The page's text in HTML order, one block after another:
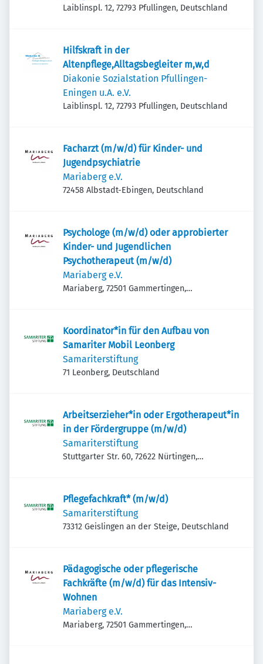
Laiblinspl. 12, 72793 Pfullingen, Deutschland
Hilfskraft in der
Altenpflege,Alltagsbegleiter m,w,d
Diakonie Sozialstation Pfullingen-
Eningen u.A. e.V.
Laiblinspl. 12, 72793 Pfullingen, Deutschland
Facharzt (m/w/d) für Kinder- und
Jugendpsychiatrie
Mariaberg e.V.
72458 Albstadt-Ebingen, Deutschland
Psychologe (m/w/d) oder approbierter
Kinder- und Jugendlichen
Psychotherapeut (m/w/d)
Mariaberg e.V.
Mariaberg, 72501 Gammertingen,
Koordinator*in für den Aufbau von
Samariter Mobil Leonberg
Samariterstiftung
71 Leonberg, Deutschland
Arbeitserzieher*in oder Ergotherapeut*in
in der Fördergruppe (m/w/d)
Samariterstiftung
Stuttgarter Str. 60, 72622 Nürtingen,
Pflegefachkraft* (m/w/d)
Samariterstiftung
73312 Geislingen an der Steige, Deutschland
Pädagogische oder pflegerische
Fachkräfte (m/w/d) für das Intensiv-
Wohnen
Mariaberg e.V.
Mariaberg, 72501 Gammertingen,